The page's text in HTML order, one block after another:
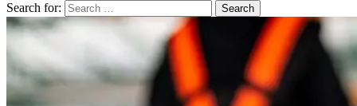
Search for: Search